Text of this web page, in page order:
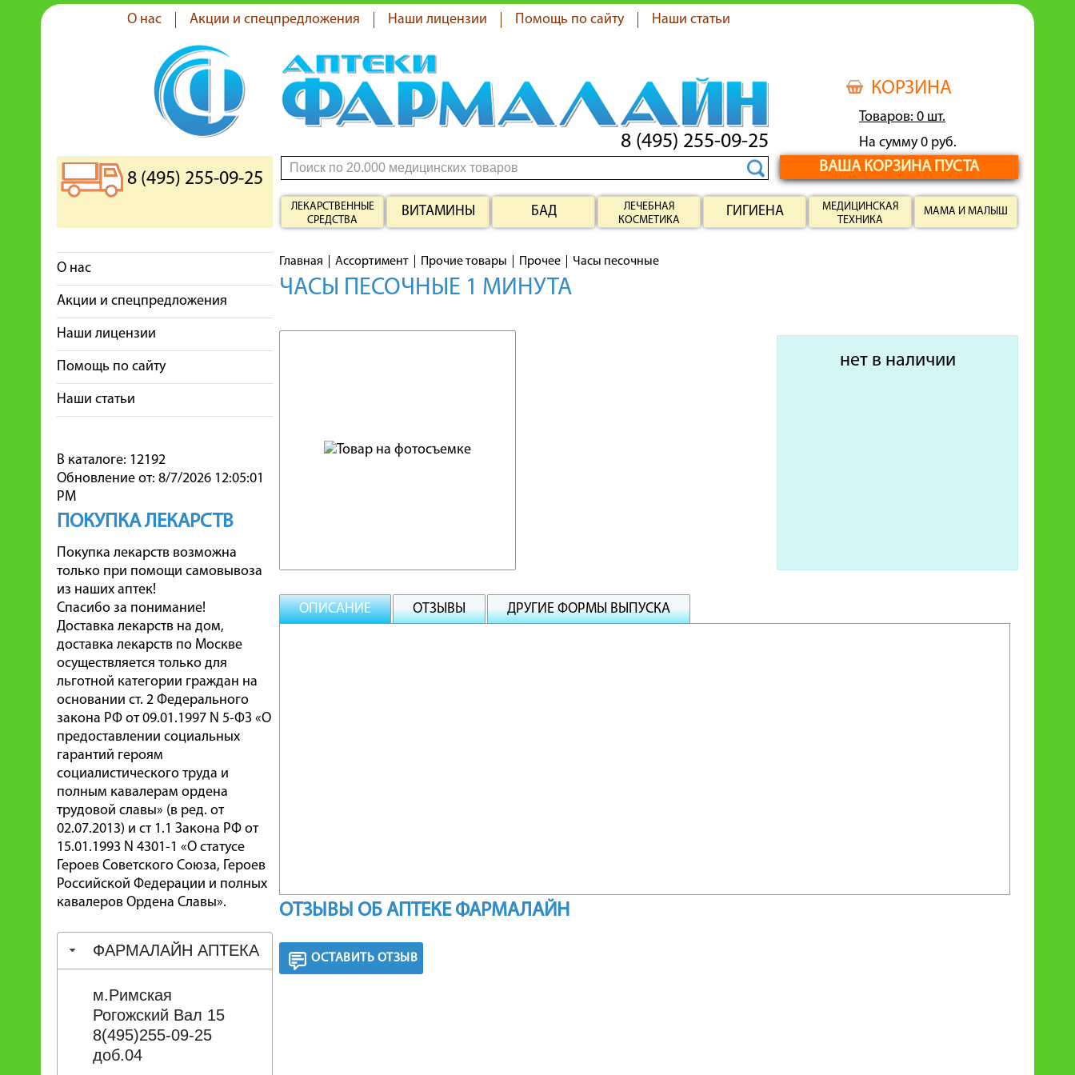
О нас Акции и спецпредложения Наши лицензии Помощь по сайту Наши статьи
КОРЗИНА
Товаров: 0 шт.
На сумму 0 руб.
ВАША КОРЗИНА ПУСТА
8 (495) 255-09-25
8 (495) 255-09-25
ЛЕКАРСТВЕННЫЕ
СРЕДСТВА
ВИТАМИНЫ БАД
ЛЕЧЕБНАЯ
КОСМЕТИКА
ГИГИЕНА
МЕДИЦИНСКАЯ
ТЕХНИКА
МАМА И МАЛЫШ
О нас
Акции и спецпредложения
Наши лицензии
Помощь по сайту
Наши статьи
В каталоге: 12192
Обновление от: 8/7/2026 12:05:01
PM
ПОКУПКА ЛЕКАРСТВ
Покупка лекарств возможна
только при помощи самовывоза
из наших аптек!
Спасибо за понимание!
Доставка лекарств на дом,
доставка лекарств по Москве
осуществляется только для
льготной категории граждан на
основании ст. 2 Федерального
закона РФ от 09.01.1997 N 5-ФЗ «О
предоставлении социальных
гарантий героям
социалистического труда и
полным кавалерам ордена
трудовой славы» (в ред. от
02.07.2013) и ст 1.1 Закона РФ от
15.01.1993 N 4301-1 «О статусе
Героев Советского Союза, Героев
Российской Федерации и полных
кавалеров Ордена Славы».
ФАРМАЛАЙН АПТЕКА
м.Римская
Рогожский Вал 15
8(495)255-09-25
доб.04
Главная Ассортимент Прочие товары Прочее Часы песочные
ЧАСЫ ПЕСОЧНЫЕ 1 МИНУТА
нет в наличии
ОПИСАНИЕ ОТЗЫВЫ ДРУГИЕ ФОРМЫ ВЫПУСКА
ОТЗЫВЫ ОБ АПТЕКЕ ФАРМАЛАЙН
ОСТАВИТЬ ОТЗЫВ